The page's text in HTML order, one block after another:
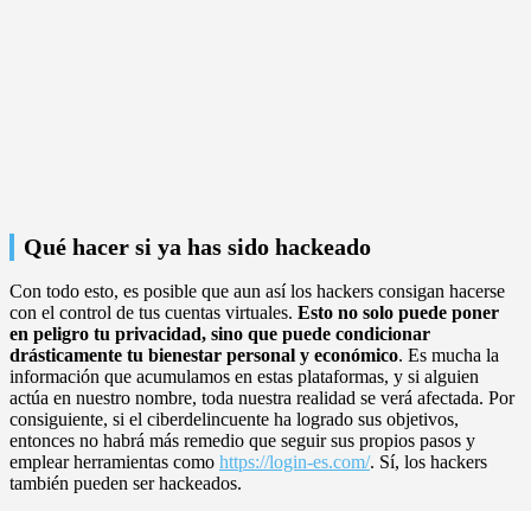
Qué hacer si ya has sido hackeado
Con todo esto, es posible que aun así los hackers consigan hacerse
con el control de tus cuentas virtuales. Esto no solo puede poner
en peligro tu privacidad, sino que puede condicionar
drásticamente tu bienestar personal y económico. Es mucha la
información que acumulamos en estas plataformas, y si alguien
actúa en nuestro nombre, toda nuestra realidad se verá afectada. Por
consiguiente, si el ciberdelincuente ha logrado sus objetivos,
entonces no habrá más remedio que seguir sus propios pasos y
emplear herramientas como https://login-es.com/. Sí, los hackers
también pueden ser hackeados.